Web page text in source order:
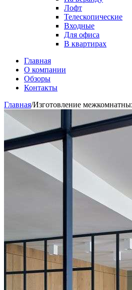
Лофт
Телескопические
Входные
Для офиса
В квартирах
Главная
О компании
Обзоры
Контакты
Главная/Изготовление